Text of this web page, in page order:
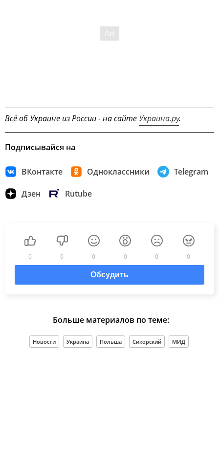
Всё об Украине из России - на сайтеУкраина.ру.
Подписывайся на
ВКонтакте Одноклассники Telegram
Дзен Rutube
0 0 0 0 0 0
Обсудить
Больше материалов по теме:
Новости Украина Польша Сикорский МИД